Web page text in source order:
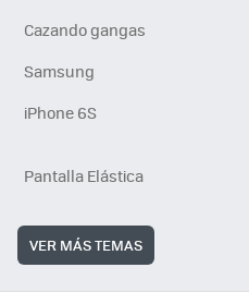
Cazando gangas
Samsung
iPhone 6S
Pantalla Elástica
VER MÁS TEMAS